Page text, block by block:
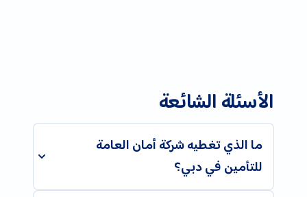
الأسئلة الشائعة
ما الذي تغطيه شركة أمان العامة
للتأمين في دبي؟